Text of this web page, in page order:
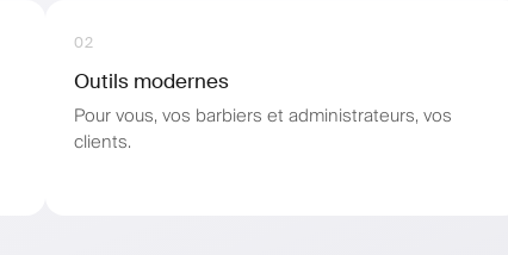
02
Outils modernes
Pour vous, vos barbiers et administrateurs, vos
clients.